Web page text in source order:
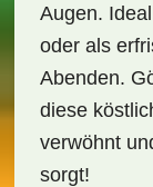
Augen.
oder als
Abenden.
diese
verwöhnt
sorgt!